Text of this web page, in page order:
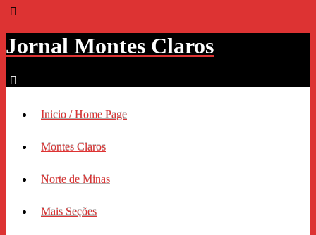
Jornal Montes Claros
Inicio / Home Page
Montes Claros
Norte de Minas
Mais Seções